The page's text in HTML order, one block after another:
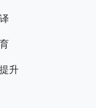
升